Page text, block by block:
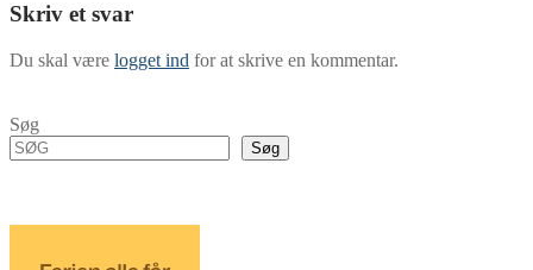
Skriv et svar
Du skal være logget ind for at skrive en kommentar.
Søg
Søg